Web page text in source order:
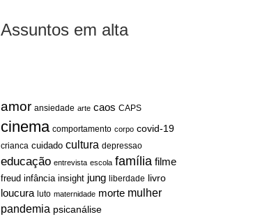
Assuntos em alta
amor ansiedade arte caos CAPS
cinema comportamento corpo covid-19
crianca cuidado cultura depressao
educação entrevista escola família filme
freud infância insight jung liberdade livro
loucura luto maternidade morte mulher
pandemia psicanálise